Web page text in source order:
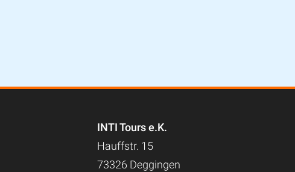
INTI Tours e.K.
Hauffstr. 15
73326 Deggingen